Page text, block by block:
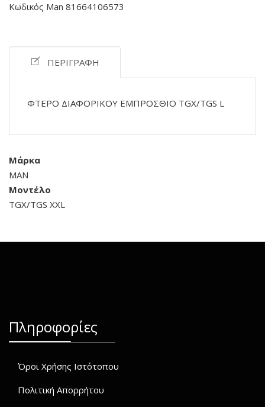
Κωδικός Man 81664106573
ΠΕΡΙΓΡΑΦΉ
ΦΤΕΡΟ ΔΙΑΦΟΡΙΚΟΥ ΕΜΠΡΟΣΘΙΟ TGX/TGS L
Μάρκα
MAN
Μοντέλο
TGX/TGS XXL
Πληροφορίες
Όροι Χρήσης Ιστότοπου
Πολιτική Απορρήτου